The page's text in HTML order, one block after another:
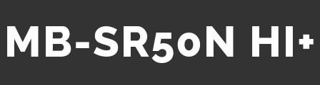
MB-SR50N HI+